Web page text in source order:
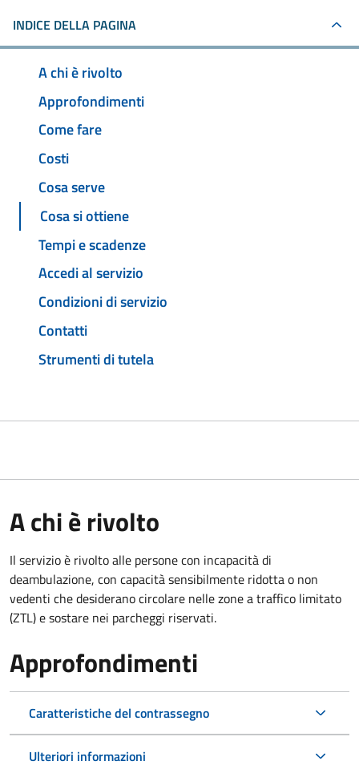
INDICE DELLA PAGINA
A chi è rivolto
Approfondimenti
Come fare
Costi
Cosa serve
Cosa si ottiene
Tempi e scadenze
Accedi al servizio
Condizioni di servizio
Contatti
Strumenti di tutela
A chi è rivolto
Il servizio è rivolto alle persone con incapacità di
deambulazione, con capacità sensibilmente ridotta o non
vedenti che desiderano circolare nelle zone a traffico limitato
(ZTL) e sostare nei parcheggi riservati.
Approfondimenti
Caratteristiche del contrassegno
Ulteriori informazioni